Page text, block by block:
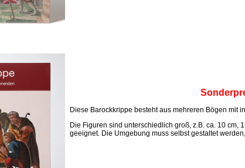
Diese Barockkrippe besteht aus mehreren Bögen mit
Die Figuren sind unterschiedlich groß, z.B. ca. 10 cm,
geeignet. Die Umgebung muss selbst gestaltet